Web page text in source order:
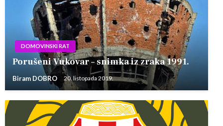
DOMOVINSKI RAT
Porušeni Vukovar – snimka iz zraka 1991.
Biram DOBRO 20. listopada 2019.